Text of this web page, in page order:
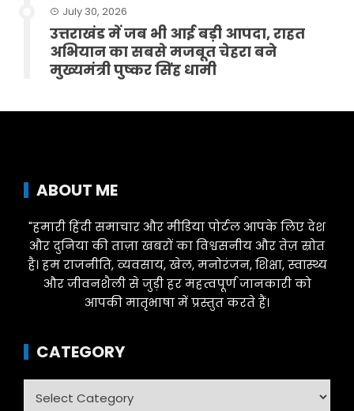
July 30, 2026
उत्तराखंड में जब भी आई बड़ी आपदा, राहत
अभियान का सबसे मजबूत चेहरा बने
मुख्यमंत्री पुष्कर सिंह धामी
ABOUT ME
"हमारी हिंदी समाचार और मीडिया पोर्टल आपके लिए देश
और दुनिया की ताज़ा खबरों का विश्वसनीय और तेज़ स्रोत
है। हम राजनीति, व्यवसाय, खेल, मनोरंजन, शिक्षा, स्वास्थ्य
और जीवनशैली से जुड़ी हर महत्वपूर्ण जानकारी को
आपकी मातृभाषा में प्रस्तुत करते हैं।
CATEGORY